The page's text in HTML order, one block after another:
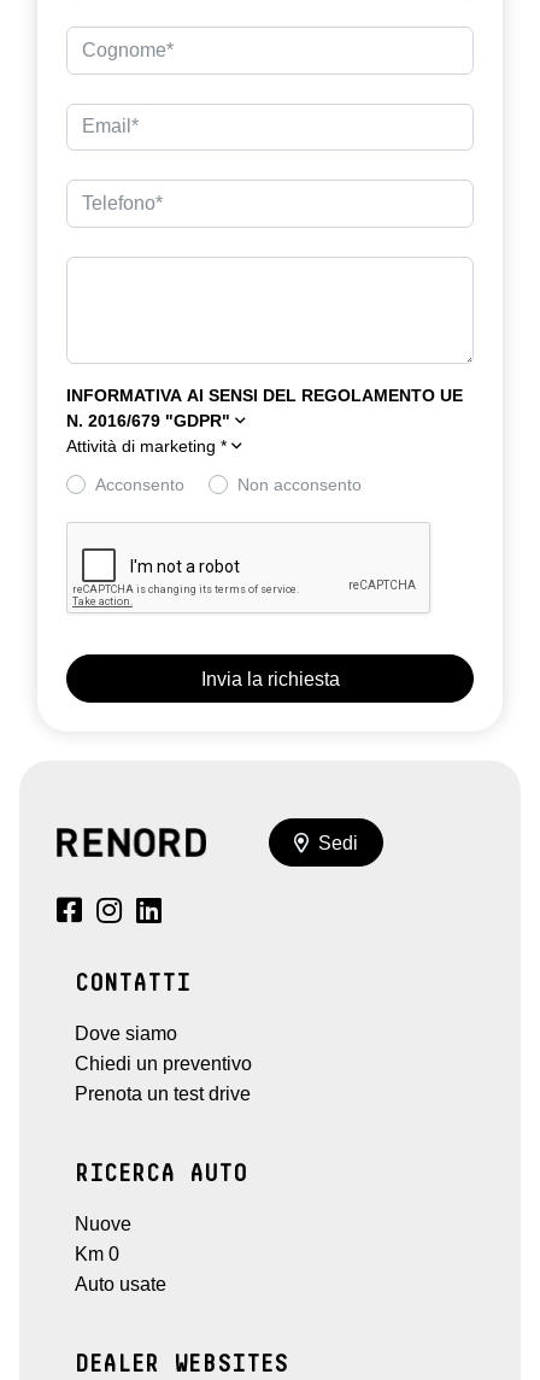
INFORMATIVA AI SENSI DEL REGOLAMENTO UE
N. 2016/679 "GDPR"
Attività di marketing *
Acconsento Non acconsento
Sedi
CONTATTI
Dove siamo
Chiedi un preventivo
Prenota un test drive
RICERCA AUTO
Nuove
Km 0
Auto usate
DEALER WEBSITES